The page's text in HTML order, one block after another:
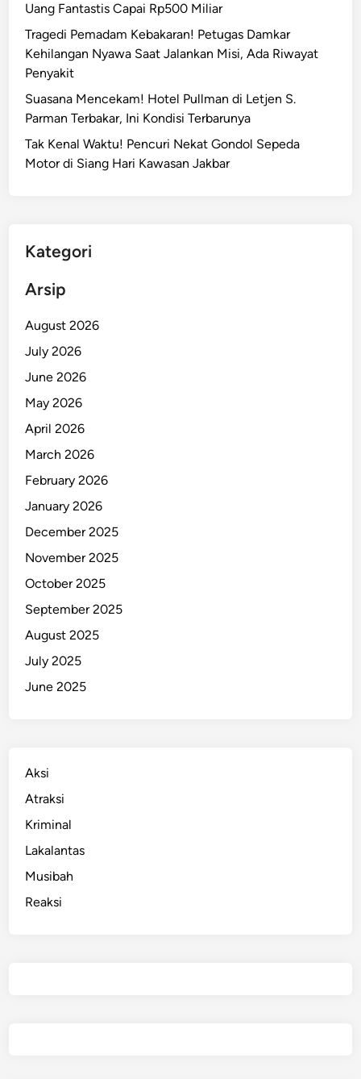
Uang Fantastis Capai Rp500 Miliar
Tragedi Pemadam Kebakaran! Petugas Damkar
Kehilangan Nyawa Saat Jalankan Misi, Ada Riwayat
Penyakit
Suasana Mencekam! Hotel Pullman di Letjen S.
Parman Terbakar, Ini Kondisi Terbarunya
Tak Kenal Waktu! Pencuri Nekat Gondol Sepeda
Motor di Siang Hari Kawasan Jakbar
Kategori
Arsip
August 2026
July 2026
June 2026
May 2026
April 2026
March 2026
February 2026
January 2026
December 2025
November 2025
October 2025
September 2025
August 2025
July 2025
June 2025
Aksi
Atraksi
Kriminal
Lakalantas
Musibah
Reaksi